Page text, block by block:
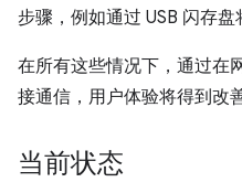
步骤，例如通过 USB 闪存盘
在所有这些情况下，通过在
接通信，用户体验将得到改善
当前状态